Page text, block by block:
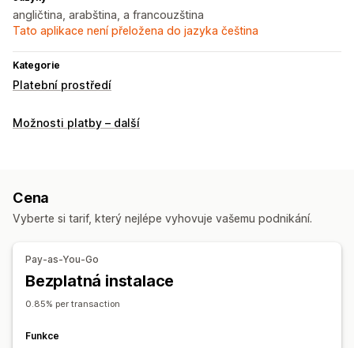
angličtina, arabština, a francouzština
Tato aplikace není přeložena do jazyka čeština
Kategorie
Platební prostředí
Možnosti platby – další
Cena
Vyberte si tarif, který nejlépe vyhovuje vašemu podnikání.
Pay-as-You-Go
Bezplatná instalace
0.85% per transaction
Funkce